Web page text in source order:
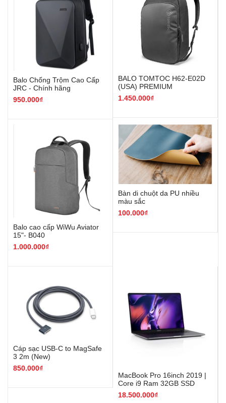
Balo Chống Trộm Cao Cấp
JRC - Chính hãng
950.000₫
BALO TOMTOC H62-E02D
(USA) PREMIUM
1.450.000₫
Balo cao cấp WiWu Aviator
15"- B040
1.000.000₫
Bàn di chuột da PU nhiều
màu sắc
100.000₫
Cáp sạc USB-C to MagSafe
3 2m (New)
850.000₫
MacBook Pro 16inch 2019 |
Core i9 Ram 32GB SSD
512GB
18.500.000₫